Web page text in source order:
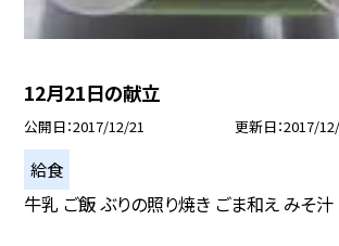
12月21日の献立
公開日 2017/12/21 更新日 2017/
給食
牛乳 ご飯 ぶりの照り焼き ごま和え みそ汁